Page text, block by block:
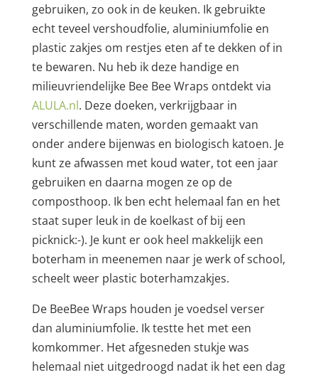
gebruiken, zo ook in de keuken. Ik gebruikte
echt teveel vershoudfolie, aluminiumfolie en
plastic zakjes om restjes eten af te dekken of in
te bewaren. Nu heb ik deze handige en
milieuvriendelijke Bee Bee Wraps ontdekt via
ALULA.nl. Deze doeken, verkrijgbaar in
verschillende maten, worden gemaakt van
onder andere bijenwas en biologisch katoen. Je
kunt ze afwassen met koud water, tot een jaar
gebruiken en daarna mogen ze op de
composthoop. Ik ben echt helemaal fan en het
staat super leuk in de koelkast of bij een
picknick:-). Je kunt er ook heel makkelijk een
boterham in meenemen naar je werk of school,
scheelt weer plastic boterhamzakjes.
De BeeBee Wraps houden je voedsel verser
dan aluminiumfolie. Ik testte het met een
komkommer. Het afgesneden stukje was
helemaal niet uitgedroogd nadat ik het een dag